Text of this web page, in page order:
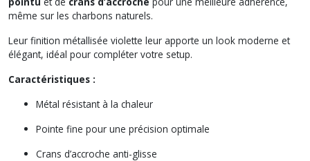
même sur les charbons naturels.
Leur finition métallisée violette leur apporte un look moderne et
élégant, idéal pour compléter votre setup.
Caractéristiques :
Métal résistant à la chaleur
Pointe fine pour une précision optimale
Crans d’accroche anti-glisse